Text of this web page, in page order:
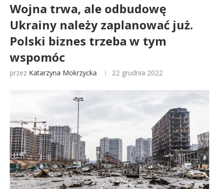
Wojna trwa, ale odbudowę
Ukrainy należy zaplanować już.
Polski biznes trzeba w tym
wspomóc
przez Katarzyna Mokrzycka 22 grudnia 2022